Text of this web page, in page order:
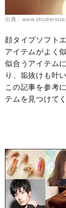
出典：
顔タイプソフト
アイテムがよく
似合うアイテム
り、垢抜けも叶
この記事を参考
テムを見つけて